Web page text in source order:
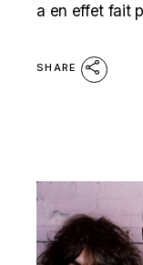
a en effet fait
SHARE